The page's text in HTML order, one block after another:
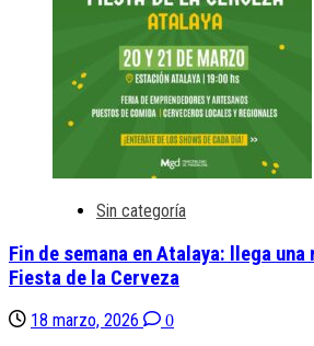
Sin categoría
Fin de semana en Atalaya: llega
Fiesta de la Cerveza
18 marzo, 2026 0